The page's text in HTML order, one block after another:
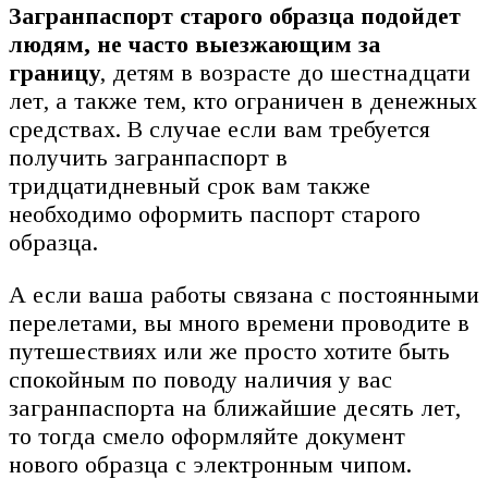
Загранпаспорт старого образца подойдет
людям, не часто выезжающим за
границу, детям в возрасте до шестнадцати
лет, а также тем, кто ограничен в денежных
средствах. В случае если вам требуется
получить загранпаспорт в
тридцатидневный срок вам также
необходимо оформить паспорт старого
образца.
А если ваша работы связана с постоянными
перелетами, вы много времени проводите в
путешествиях или же просто хотите быть
спокойным по поводу наличия у вас
загранпаспорта на ближайшие десять лет,
то тогда смело оформляйте документ
нового образца с электронным чипом.